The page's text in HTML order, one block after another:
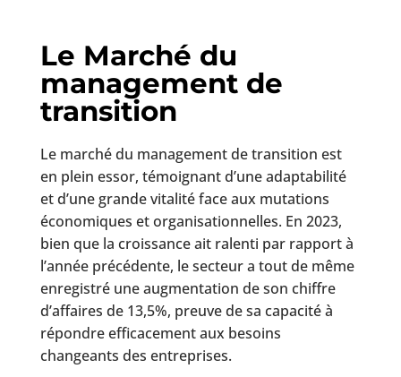
Le Marché du
management de
transition
Le marché du management de transition est
en plein essor, témoignant d’une adaptabilité
et d’une grande vitalité face aux mutations
économiques et organisationnelles. En 2023,
bien que la croissance ait ralenti par rapport à
l’année précédente, le secteur a tout de même
enregistré une augmentation de son chiffre
d’affaires de 13,5%, preuve de sa capacité à
répondre efficacement aux besoins
changeants des entreprises.